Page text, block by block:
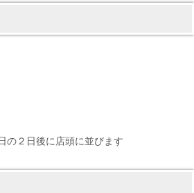
の２日後に店頭に並びます